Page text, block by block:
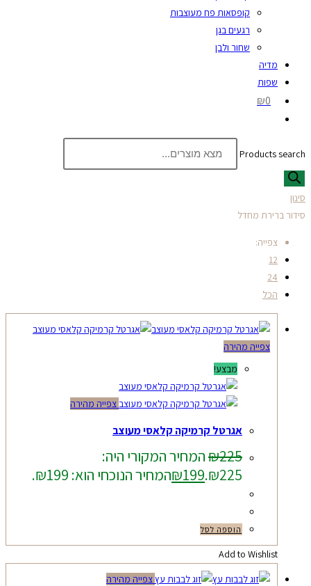
קופסאות פח מעוצבות
רגעים בגן
שחור ולבן
מדיה
שפות
₪0
Products search
סינון
סידור ברירת מחדל
צפייה:
12
24
הכל
צפייה מהירה
מבצע!
צפייה מהירה
אגרטל קרמיקה קלאסי מעוצב
₪225
המחיר המקורי היה:
₪225.
₪199 המחיר הנוכחי הוא: ₪199.
הוספה לסל
Add to Wishlist
צפייה מהירה